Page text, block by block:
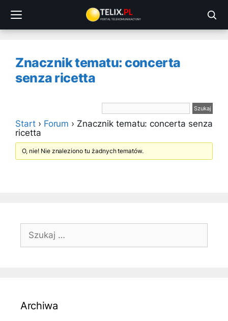
treści
Znacznik tematu: concerta
senza ricetta
Start › Forum › Znacznik tematu: concerta senza
ricetta
O, nie! Nie znaleziono tu żadnych tematów.
Szukaj:
Archiwa